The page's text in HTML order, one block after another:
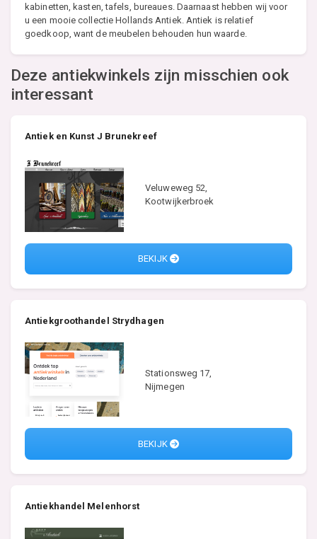
kabinetten, kasten, tafels, bureaues. Daarnaast hebben wij voor
u een mooie collectie Hollands Antiek. Antiek is relatief
goedkoop, want de meubelen behouden hun waarde.
Deze antiekwinkels zijn misschien ook
interessant
Antiek en Kunst J Brunekreef
Veluweweg 52,
Kootwijkerbroek
BEKIJK
Antiekgroothandel Strydhagen
Stationsweg 17,
Nijmegen
BEKIJK
Antiekhandel Melenhorst